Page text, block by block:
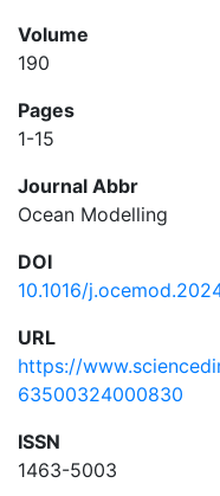
Volume
190
Pages
1-15
Journal Abbr
Ocean Modelling
DOI
10.1016/
URL
https://
63500324000830
ISSN
1463-5003